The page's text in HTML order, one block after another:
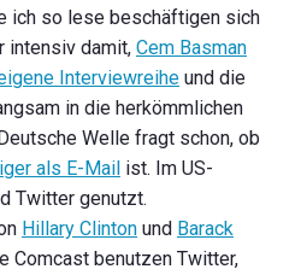
ich so lese beschäftigen sich
intensiv damit, Cem Basman
Interviewreihe und die
in die herkömmlichen
Welle fragt schon, ob
als E-Mail ist. Im US-
Twitter genutzt.
Hillary Clinton und Barack
Comcast benutzen Twitter,